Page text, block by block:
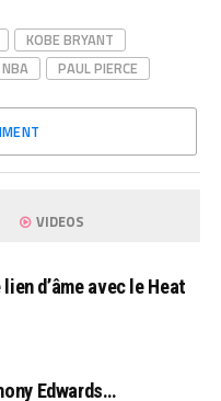
KOBE BRYANT
NBA PAUL PIERCE
VIDEOS
d’âme avec le Heat
Edwards…